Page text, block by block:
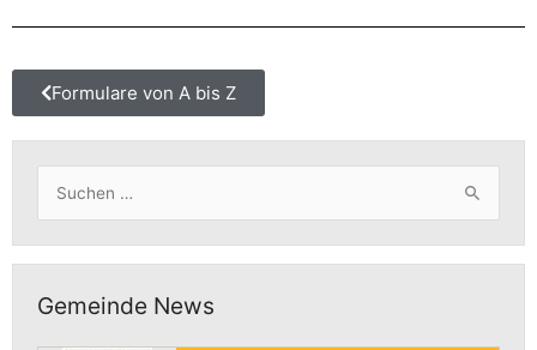
Formulare von A bis Z
Suchen
nach:
Gemeinde News